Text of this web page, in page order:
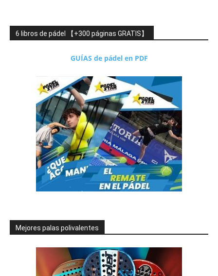
6 libros de pádel 【+300 páginas GRATIS】
GUÍAS de pádel en PDF
Mejores palas polivalentes